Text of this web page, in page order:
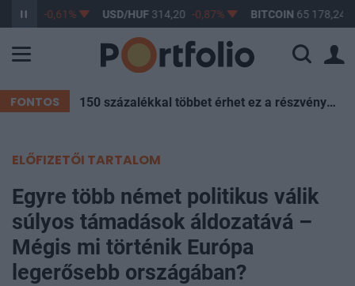
363,17 -0,61% USD/HUF314,20 -0,87% BITCOIN 65 178,24
FONTOS 150 százalékkal többet érhet ez a részvény - És most féláron van!
ELŐFIZETŐI TARTALOM
Egyre több német politikus válik
súlyos támadások áldozatává –
Mégis mi történik Európa
legerősebb országában?